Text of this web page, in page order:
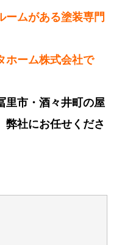
ームがある塗装専門
ーム株式会社で
里市・酒々井町の屋
弊社にお任せくださ